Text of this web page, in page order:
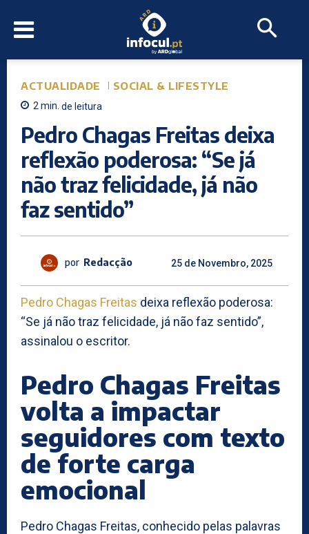
ACTUALIDADE SOCIAL & LIFESTYLE
2min. de leitura
Pedro Chagas Freitas deixa
reflexão poderosa: “Se já
não traz felicidade, já não
faz sentido”
por Redacção 25 de Novembro, 2025
Pedro Chagas Freitas deixa reflexão poderosa:
“Se já não traz felicidade, já não faz sentido”,
assinalou o escritor.
Pedro Chagas Freitas
volta a impactar
seguidores com texto
de forte carga
emocional
Pedro Chagas Freitas, conhecido pelas palavras